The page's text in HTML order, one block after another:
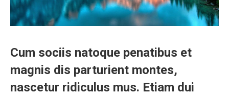
Cum sociis natoque penatibus et
magnis dis parturient montes,
nascetur ridiculus mus. Etiam dui